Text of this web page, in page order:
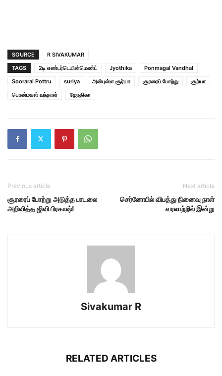
SOURCE
R SIVAKUMAR
TAGS
2டி எண்டர்டெயின்மெண்ட் Jyothika
Ponmagal Vandhal
Soorarai Pottru
suriya அன்புள்ள சூர்யா சூரரைப் போற்று
சூர்யா
பொன்மகள் வந்தாள்
ஜோதிகா
Previous article
சூரரைப் போற்று அடுத்த பாடலை
அறிவித்த ஜிவி பிரகாஷ்!
Next article
செர்னோபில் விபத்து நினைவு நாள்
வரலாற்றில் இன்று
Sivakumar R
RELATED ARTICLES